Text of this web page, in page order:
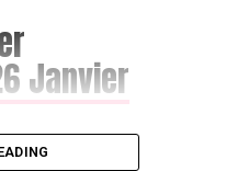
Janvier